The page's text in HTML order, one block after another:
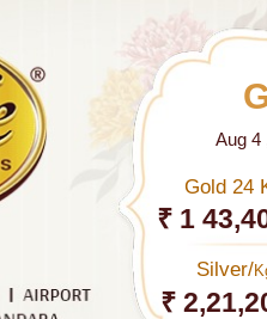
Aug 4
Gold 24
₹ 1
Silver/
₹